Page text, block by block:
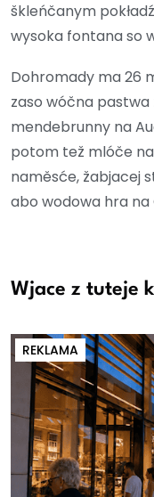
škleńčanym
wysoka fontana so
Dohromady ma 26
zaso wóčna pastwa
mendebrunny na
potom tež mlóče
naměsće, žabjacej
abo wodowa hra na
Wjace z tuteje
REKLAMA